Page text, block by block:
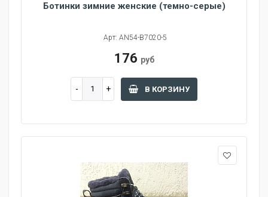
Ботинки зимние женские (темно-серые)
Арт: AN54-B7020-5
176 руб
В КОРЗИНУ